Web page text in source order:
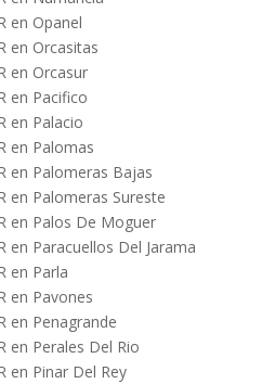
en Opanel
en Orcasitas
en Orcasur
en Pacifico
en Palacio
en Palomas
en Palomeras Bajas
en Palomeras Sureste
en Palos De Moguer
en Paracuellos Del Jarama
en Parla
en Pavones
en Penagrande
en Perales Del Rio
en Pinar Del Rey